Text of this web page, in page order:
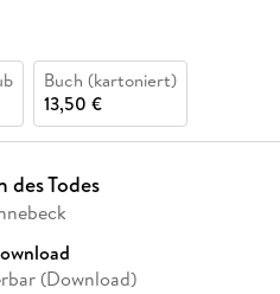
Buch (kartoniert)
13,50 €
des Todes
(Download)